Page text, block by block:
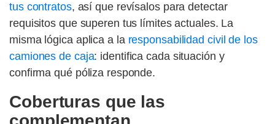
tus contratos, así que revísalos para detectar
requisitos que superen tus límites actuales. La
misma lógica aplica a laresponsabilidad civil de los
camiones de caja: identifica cada situación y
confirma qué póliza responde.
Coberturas que las